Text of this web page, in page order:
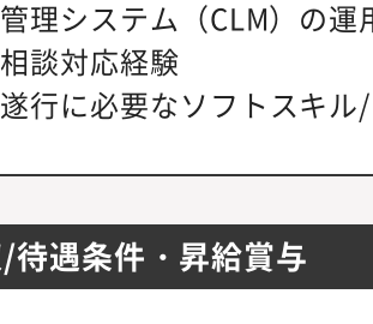
理システム（CLM）の運
談対応経験
遂行に必要なソフトスキ
待遇条件・昇給賞与